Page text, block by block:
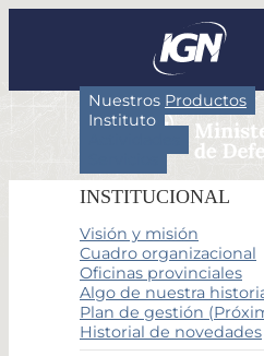
Nuestros Productos
Instituto
INSTITUCIONAL
Visión y misión
Cuadro organizacional
Oficinas provinciales
Algo de nuestra
Plan de gestión
Historial de novedades